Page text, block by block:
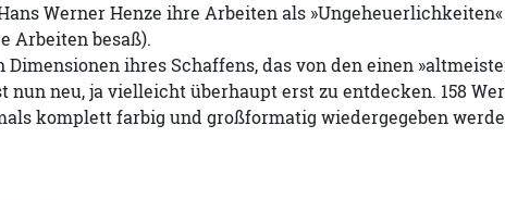
Werner Henze ihre Arbeiten als
Arbeiten besaß).
ihres Schaffens, das von den einen
nun neu, ja vielleicht überhaupt erst zu entdecken. 158
komplett farbig und großformatig wiedergegeben